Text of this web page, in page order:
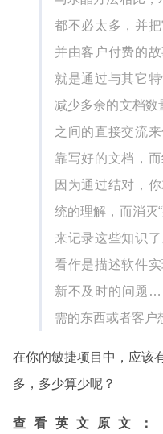
都不必太多，并
并由客户付费的
就是通过与其它
减少多余的文档数
之间的直接交流
靠写好的文档，
因为通过结对，
统的理解，而消灭
来记录这些知识
看作是描述软件
新不及时的问题
需的东西或者客户
在你的敏捷项目中，应该
多，多少算少呢？
查看英文原文：